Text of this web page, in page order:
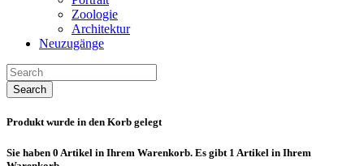
Zoologie
Architektur
Neuzugänge
Search
Produkt wurde in den Korb gelegt
Sie haben 0 Artikel in Ihrem Warenkorb. Es gibt 1 Artikel in Ihrem